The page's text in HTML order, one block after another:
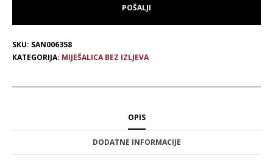
SKU: SAN006358
KATEGORIJA: MIJEŠALICA BEZ IZLJEVA
OPIS
DODATNE INFORMACIJE